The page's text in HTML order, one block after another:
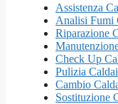
Assistenza
Analisi Fumi
Riparazione
Check Up
Pulizia
Cambio
Sostituzione